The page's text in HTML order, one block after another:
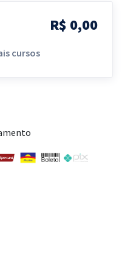
R$ 0,00
cursos